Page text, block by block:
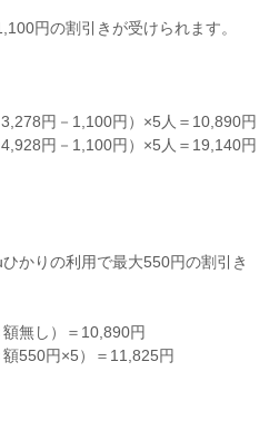
円の割引きが受けられます。
円－1,100円）×5人＝10,890円
円－1,100円）×5人＝19,140円
かりの利用で最大550円の割引き
無し）＝10,890円
550円×5）＝11,825円